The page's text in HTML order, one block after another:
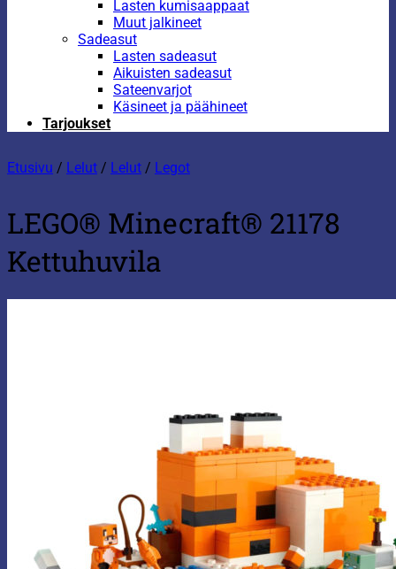
Lasten kumisaappaat
Muut jalkineet
Sadeasut
Lasten sadeasut
Aikuisten sadeasut
Sateenvarjot
Käsineet ja päähineet
Tarjoukset
Etusivu / Lelut / Lelut / Legot
LEGO® Minecraft® 21178
Kettuhuvila